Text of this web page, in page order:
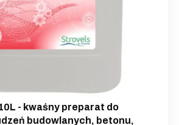
- kwaśny preparat do
budowlanych, betonu,